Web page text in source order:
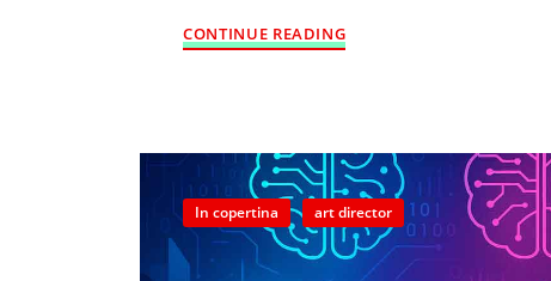
CONTINUE READING
In copertina art director